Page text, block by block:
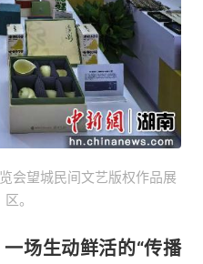
会望城民间文艺版权作品展
区。
场生动鲜活的“传播